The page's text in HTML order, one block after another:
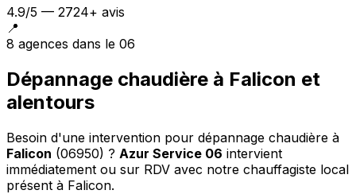
4.9/5 — 2724+ avis
📍
8 agences dans le 06
Dépannage chaudière à Falicon et
alentours
Besoin d'une intervention pour dépannage chaudière à
Falicon (06950) ? Azur Service 06 intervient
immédiatement ou sur RDV avec notre chauffagiste local
présent à Falicon.